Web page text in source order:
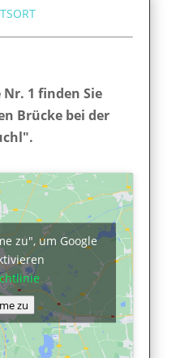
1 finden Sie
Brücke bei der
zu", um Google
zu